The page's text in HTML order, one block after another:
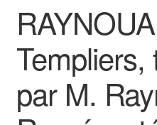
Templiers,
par M.